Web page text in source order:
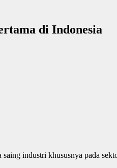
di Indonesia
industri khususnya pada